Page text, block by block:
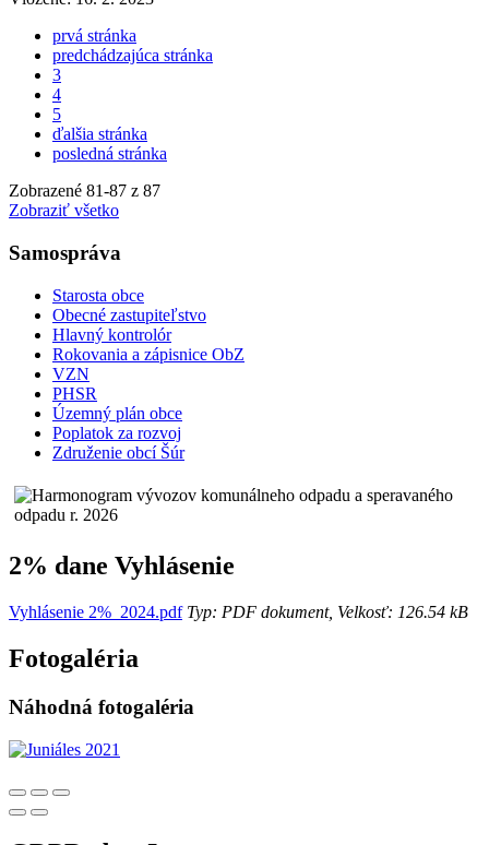
prvá stránka
predchádzajúca stránka
3
4
5
ďalšia stránka
posledná stránka
Zobrazené 81-87 z 87
Zobraziť všetko
Samospráva
Starosta obce
Obecné zastupiteľstvo
Hlavný kontrolór
Rokovania a zápisnice ObZ
VZN
PHSR
Územný plán obce
Poplatok za rozvoj
Združenie obcí Šúr
2% dane Vyhlásenie
Vyhlásenie 2%_2024.pdfTyp: PDF dokument, Velkosť: 126.54 kB
Fotogaléria
Náhodná fotogaléria